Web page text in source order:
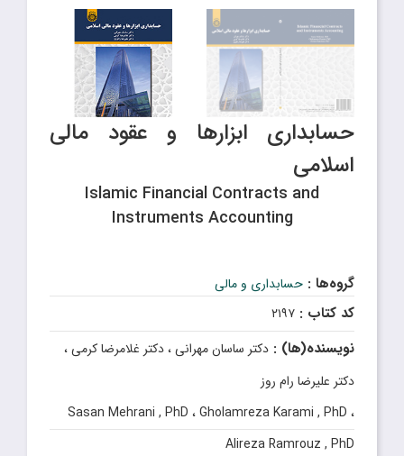
حسابداری ابزارها و عقود مالی
اسلامی
Islamic Financial Contracts and
Instruments Accounting
گروه‌ها : حسابداری و مالی
کد کتاب : ۲۱۹۷
نویسنده(ها) : دکتر ساسان مهرانی ، دکتر غلامرضا کرمی ،
دکتر علیرضا رام روز
Sasan Mehrani , PhD ، Gholamreza Karami , PhD ،
Alireza Ramrouz , PhD